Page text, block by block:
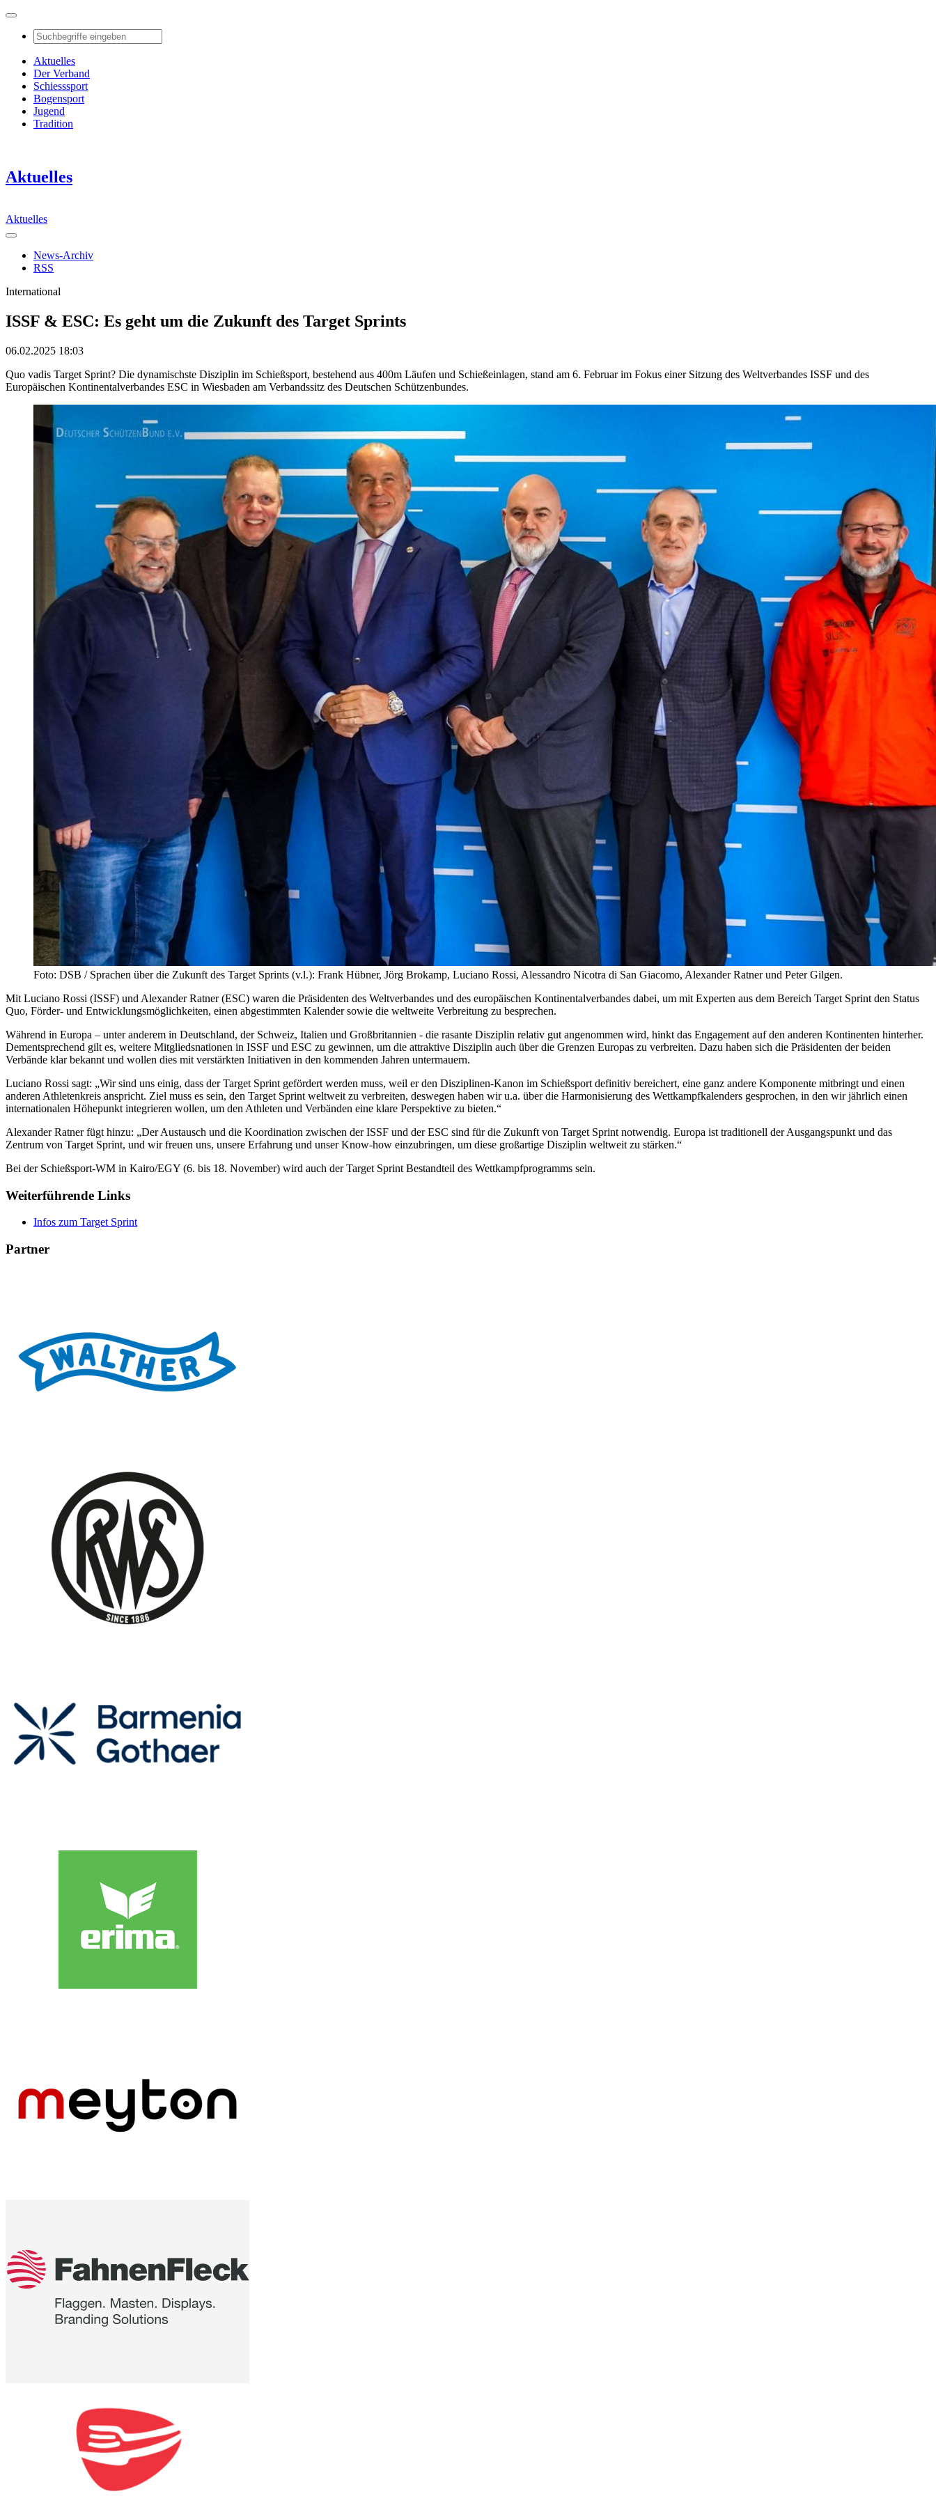
Aktuelles
Der Verband
Schiesssport
Bogensport
Jugend
Tradition
Aktuelles
Aktuelles
News-Archiv
RSS
International
ISSF & ESC: Es geht um die Zukunft des Target Sprints
06.02.2025 18:03
Quo vadis Target Sprint? Die dynamischste Disziplin im Schießsport, bestehend aus 400m Läufen und Schießeinlagen, stand am 6. Februar im Fokus einer Sitzung des Weltverbandes ISSF und des
Europäischen Kontinentalverbandes ESC in Wiesbaden am Verbandssitz des Deutschen Schützenbundes.
Foto: DSB / Sprachen über die Zukunft des Target Sprints (v.l.): Frank Hübner, Jörg Brokamp, Luciano Rossi, Alessandro Nicotra di San Giacomo, Alexander Ratner und Peter Gilgen.
Mit Luciano Rossi (ISSF) und Alexander Ratner (ESC) waren die Präsidenten des Weltverbandes und des europäischen Kontinentalverbandes dabei, um mit Experten aus dem Bereich Target Sprint den Status
Quo, Förder- und Entwicklungsmöglichkeiten, einen abgestimmten Kalender sowie die weltweite Verbreitung zu besprechen.
Während in Europa – unter anderem in Deutschland, der Schweiz, Italien und Großbritannien - die rasante Disziplin relativ gut angenommen wird, hinkt das Engagement auf den anderen Kontinenten hinterher.
Dementsprechend gilt es, weitere Mitgliedsnationen in ISSF und ESC zu gewinnen, um die attraktive Disziplin auch über die Grenzen Europas zu verbreiten. Dazu haben sich die Präsidenten der beiden
Verbände klar bekannt und wollen dies mit verstärkten Initiativen in den kommenden Jahren untermauern.
Luciano Rossi sagt: „Wir sind uns einig, dass der Target Sprint gefördert werden muss, weil er den Disziplinen-Kanon im Schießsport definitiv bereichert, eine ganz andere Komponente mitbringt und einen
anderen Athletenkreis anspricht. Ziel muss es sein, den Target Sprint weltweit zu verbreiten, deswegen haben wir u.a. über die Harmonisierung des Wettkampfkalenders gesprochen, in den wir jährlich einen
internationalen Höhepunkt integrieren wollen, um den Athleten und Verbänden eine klare Perspektive zu bieten.“
Alexander Ratner fügt hinzu: „Der Austausch und die Koordination zwischen der ISSF und der ESC sind für die Zukunft von Target Sprint notwendig. Europa ist traditionell der Ausgangspunkt und das
Zentrum von Target Sprint, und wir freuen uns, unsere Erfahrung und unser Know-how einzubringen, um diese großartige Disziplin weltweit zu stärken.“
Bei der Schießsport-WM in Kairo/EGY (6. bis 18. November) wird auch der Target Sprint Bestandteil des Wettkampfprogramms sein.
Weiterführende Links
Infos zum Target Sprint
Partner